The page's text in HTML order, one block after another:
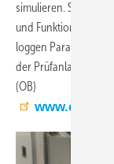
simulieren. Sowohl
und
loggen Parameter,
der Prüfanlagen in
(OB)